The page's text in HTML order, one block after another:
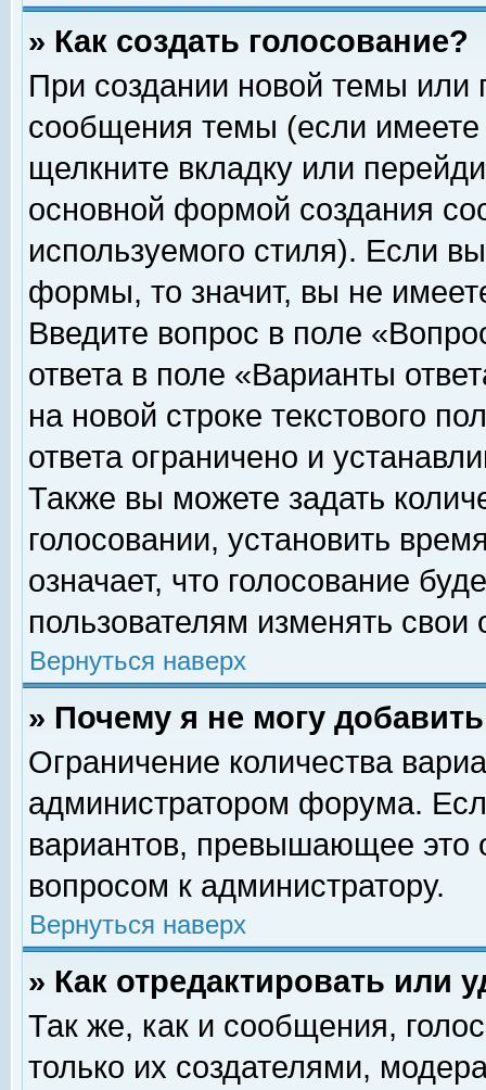
» Как создать голосование?
При создании новой темы или
сообщения темы (если
щелкните вкладку или
основной формой создания
используемого стиля). Если
формы, то значит, вы не
Введите вопрос в поле
ответа в поле «Варианты
на новой строке текстового
ответа ограничено и
Также вы можете задать
голосовании, установить
означает, что голосование
пользователям изменять свои
Вернуться наверх
» Почему я не могу
Ограничение количества
администратором форума.
вариантов, превышающее это
вопросом к администратору.
Вернуться наверх
» Как отредактировать или
Так же, как и сообщения,
только их создателями,